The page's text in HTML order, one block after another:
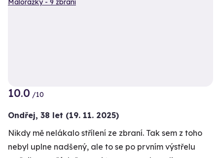
10.0 /10
Ondřej, 38 let (19. 11. 2025)
Nikdy mě nelákalo střílení ze zbraní. Tak sem z toho
nebyl uplne nadšený, ale to se po prvním výstřelu